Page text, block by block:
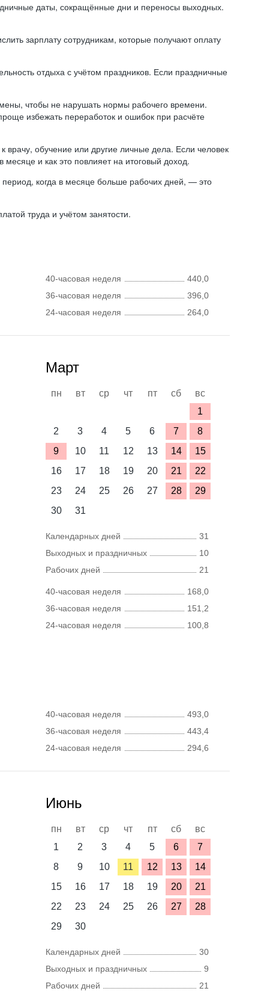
даты, сокращённые дни и переносы выходных.
зарплату сотрудникам, которые получают оплату
отдыха с учётом праздников. Если праздничные
чтобы не нарушать нормы рабочего времени.
избежать переработок и ошибок при расчёте
врачу, обучение или другие личные дела. Если человек
и как это повлияет на итоговый доход.
когда в месяце больше рабочих дней, — это
труда и учётом занятости.
40-часовая неделя
440,0
36-часовая неделя
396,0
24-часовая неделя
264,0
Март
пн вт ср чт пт сб
вс
1
2
3 4 5 6 7
8
9
10 11 12 13 14
15
16
17 18 19 20 21
22
23
24 25 26 27 28
29
30
31
Календарных дней
31
Выходных и праздничных
10
Рабочих дней
21
40-часовая неделя
168,0
36-часовая неделя
151,2
24-часовая неделя
100,8
40-часовая неделя
493,0
36-часовая неделя
443,4
24-часовая неделя
294,6
Июнь
пн вт ср чт пт сб
вс
1
2 3 4 5 6
7
8
9 10 11 12 13
14
15
16 17 18 19 20
21
22
23 24 25 26 27
28
29
30
Календарных дней
30
Выходных и праздничных
9
Рабочих дней
21